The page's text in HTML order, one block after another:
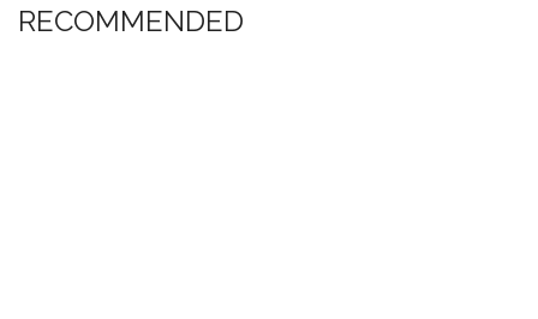
RECOMMENDED